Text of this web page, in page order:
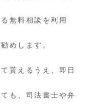
無料相談 を利用
めします。
貰えるうえ、即日
も、司法書士や弁